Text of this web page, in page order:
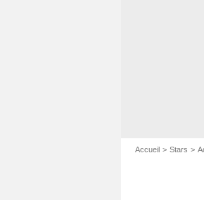
Accueil Stars